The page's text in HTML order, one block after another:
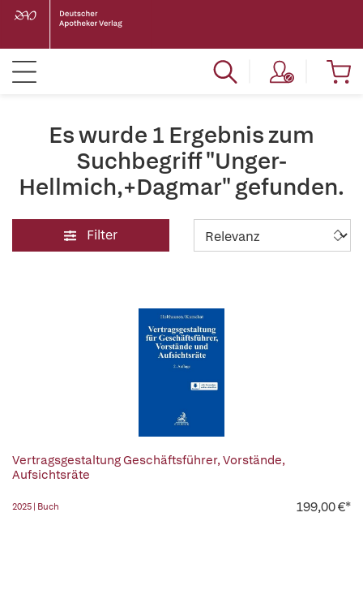
Es wurde 1 Ergebnis zum
Suchbegriff "Unger-
Hellmich,+Dagmar" gefunden.
Filter
Vertragsgestaltung Geschäftsführer, Vorstände,
Aufsichtsräte
2025 | Buch 199,00 €*